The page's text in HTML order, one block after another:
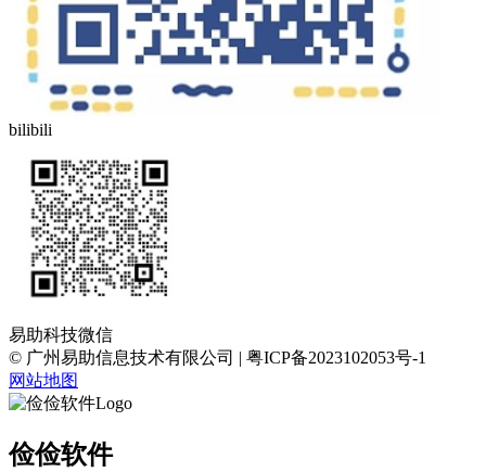
bilibili
易助科技微信
© 广州易助信息技术有限公司 | 粤ICP备2023102053号-1
网站地图
俭俭软件